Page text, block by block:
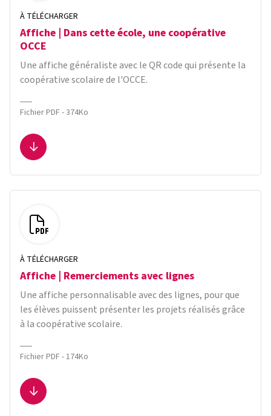
À TÉLÉCHARGER
Affiche | Dans cette école, une coopérative
OCCE
Une affiche généraliste avec le QR code qui présente la
coopérative scolaire de l'OCCE.
Fichier PDF - 374Ko
Télécharger le fichier
À TÉLÉCHARGER
Affiche | Remerciements avec lignes
Une affiche personnalisable avec des lignes, pour que
les élèves puissent présenter les projets réalisés grâce
à la coopérative scolaire.
Fichier PDF - 174Ko
Télécharger le fichier